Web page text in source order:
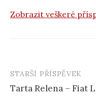
Zobrazit veškeré
Navigace
příspěvku
STARŠÍ PŘÍSPĚVEK
Tarta Relena – Fiat